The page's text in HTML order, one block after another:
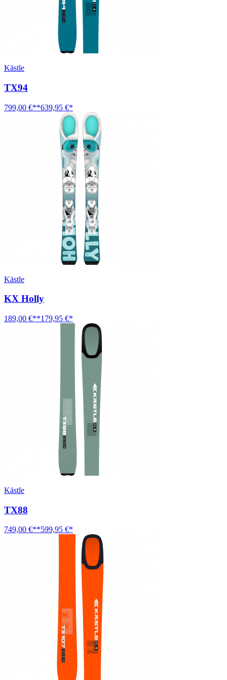
Kästle
TX94
799,00 €**639,95 €*
Kästle
KX Holly
189,00 €**179,95 €*
Kästle
TX88
749,00 €**599,95 €*